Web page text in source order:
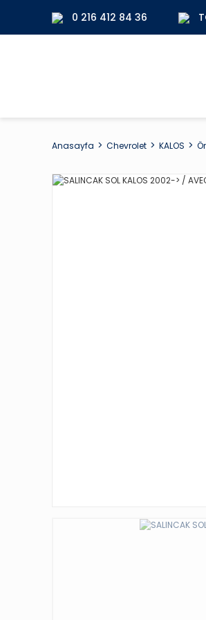
0 216 412 84 36
Anasayfa Chevrolet KALOS